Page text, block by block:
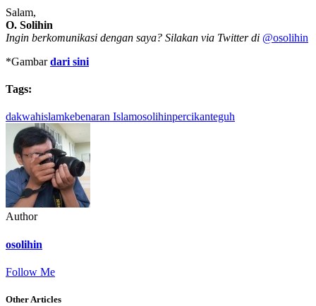
Salam,
O. Solihin
Ingin berkomunikasi dengan saya? Silakan via Twitter di @osolihin
*Gambardari sini
Tags:
dakwahislamkebenaran Islamosolihinpercikanteguh
Author
osolihin
Follow Me
Other Articles